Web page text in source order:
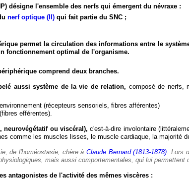
désigne l'ensemble des nerfs qui émergent du névraxe :
nerf optique (II) qui fait partie du SNC ;
permet la circulation des informations entre le
fonctionnement optimal de l'organisme.
comprend deux branches.
aussi système de la vie de relation, composé de nerfs,
(récepteurs sensoriels, fibres afférentes)
efférentes).
neurovégétatif ou viscéral), c'est-à-dire involontaire
comme les muscles lisses, le muscle cardiaque, la majorité
de l'homéostasie, chère àClaude Bernard (1813-1878). Lors
mais aussi comportementales, qui lui permettent
antagonistes de l'activité des mêmes viscères :